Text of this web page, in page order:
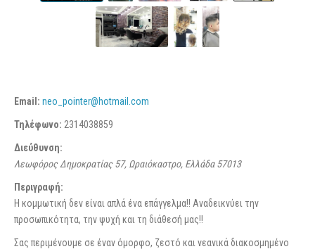
Email: neo_pointer@hotmail.com
Τηλέφωνο: 2314038859
Διεύθυνση:
Λεωφόρος Δημοκρατίας 57, Ωραιόκαστρο, Ελλάδα 57013
Περιγραφή:
Η κομμωτική δεν είναι απλά ένα επάγγελμα!! Αναδεικνύει την
προσωπικότητα, την ψυχή και τη διάθεσή μας!!
Σας περιμένουμε σε έναν όμορφο, ζεστό και νεανικά διακοσμημένο